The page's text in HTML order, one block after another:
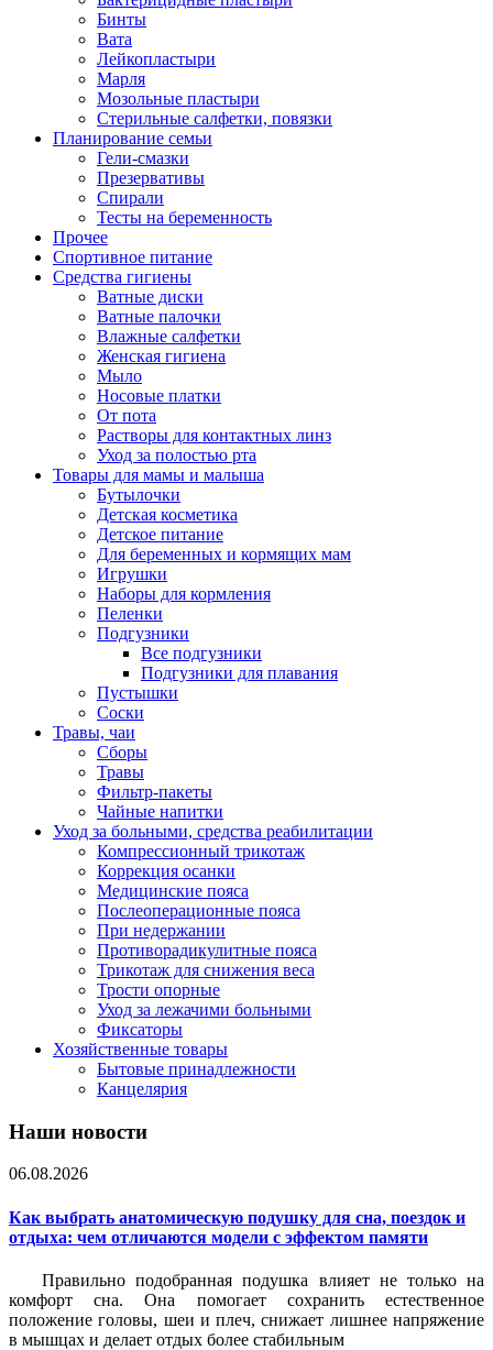
Бинты
Вата
Лейкопластыри
Марля
Мозольные пластыри
Стерильные салфетки, повязки
Планирование семьи
Гели-смазки
Презервативы
Спирали
Тесты на беременность
Прочее
Спортивное питание
Средства гигиены
Ватные диски
Ватные палочки
Влажные салфетки
Женская гигиена
Мыло
Носовые платки
От пота
Растворы для контактных линз
Уход за полостью рта
Товары для мамы и малыша
Бутылочки
Детская косметика
Детское питание
Для беременных и кормящих мам
Игрушки
Наборы для кормления
Пеленки
Подгузники
Все подгузники
Подгузники для плавания
Пустышки
Соски
Травы, чаи
Сборы
Травы
Фильтр-пакеты
Чайные напитки
Уход за больными, средства реабилитации
Компрессионный трикотаж
Коррекция осанки
Медицинские пояса
Послеоперационные пояса
При недержании
Противорадикулитные пояса
Трикотаж для снижения веса
Трости опорные
Уход за лежачими больными
Фиксаторы
Хозяйственные товары
Бытовые принадлежности
Канцелярия
Наши новости
06.08.2026
Как выбрать анатомическую подушку для сна, поездок и
отдыха: чем отличаются модели с эффектом памяти
Правильно подобранная подушка влияет не только на
комфорт сна. Она помогает сохранить естественное
положение головы, шеи и плеч, снижает лишнее напряжение
в мышцах и делает отдых более стабильным